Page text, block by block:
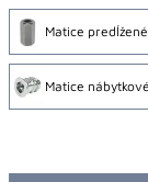
Matice predĺžené
Matice nábytkové